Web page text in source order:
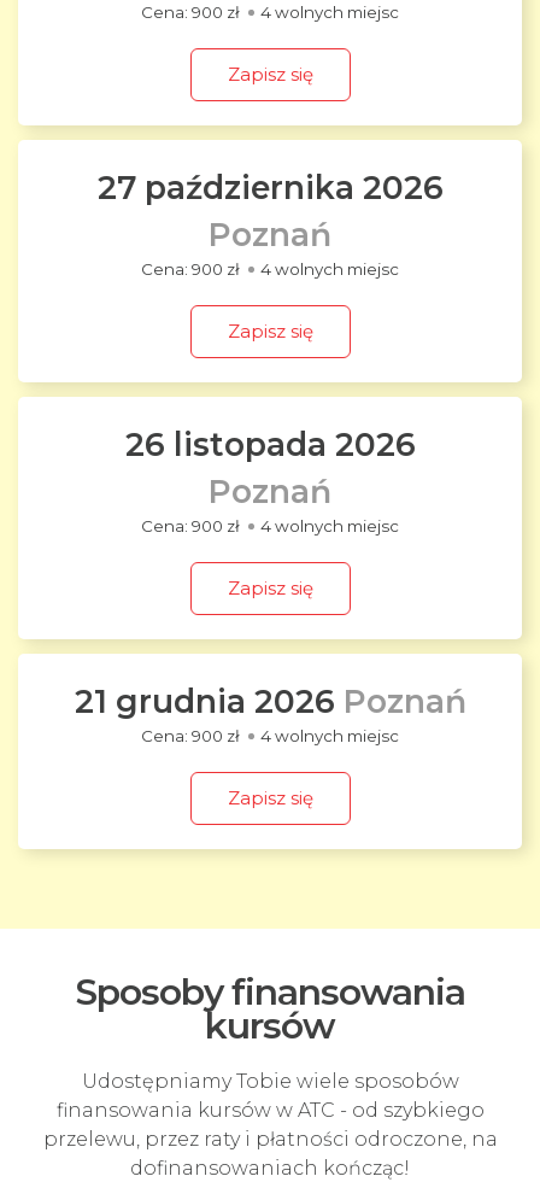
900 zł 4 wolnych miejsc
Zapisz się
27 października 2026
Poznań
900 zł 4 wolnych miejsc
Zapisz się
26 listopada 2026
Poznań
900 zł 4 wolnych miejsc
Zapisz się
21 grudnia 2026 Poznań
900 zł 4 wolnych miejsc
Zapisz się
Sposoby finansowania
kursów
Udostępniamy Tobie wiele sposobów
finansowania kursów w ATC - od szybkiego
przelewu, przez raty i płatności odroczone, na
dofinansowaniach kończąc!